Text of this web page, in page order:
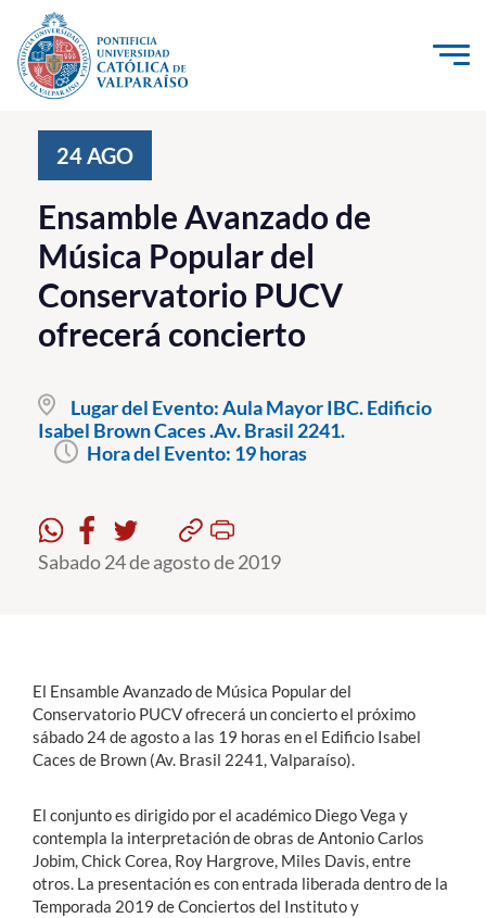
Click acá para ir directamente al contenido
Investigación, Creación e Innovación
PUCV Internacional
Vinculación con el Medio
Admisión
Pregrado
Postgrado
Estudiantes
English
24AGO
Ensamble Avanzado de
Música Popular del
Conservatorio PUCV
ofrecerá concierto
Lugar del Evento:Aula Mayor IBC. Edificio
Isabel Brown Caces .Av. Brasil 2241.
Hora del Evento: 19 horas
Sabado 24 de agosto de 2019
El Ensamble Avanzado de Música Popular del
Conservatorio PUCV ofrecerá un concierto el próximo
sábado 24 de agosto a las 19 horas en el Edificio Isabel
Caces de Brown (Av. Brasil 2241, Valparaíso).
El conjunto es dirigido por el académico Diego Vega y
contempla la interpretación de obras de Antonio Carlos
Jobim, Chick Corea, Roy Hargrove, Miles Davis, entre
otros. La presentación es con entrada liberada dentro de la
Temporada 2019 de Conciertos del Instituto y